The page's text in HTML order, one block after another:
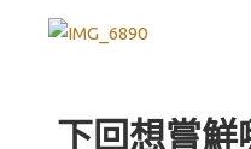
下回想嘗鮮